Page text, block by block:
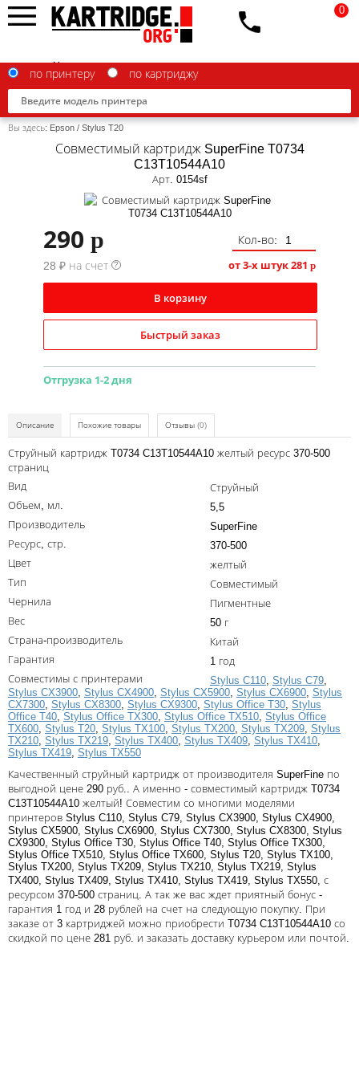
G&G
HP
Kodak
Kyocera
Lexmark
Panasonic
Xerox
Для франкировальной машины
Ленточные картриджи
Тонер и девелопер
по принтеру по картриджу
0
Вы здесь: Epson / Stylus T20
Совместимый картридж SuperFine T0734
C13T10544A10
Арт. 0154sf
290 p
Кол-во:
28 ₽ на счет
? от 3-х штук281 p
В корзину
Быстрый заказ
Отгрузка 1-2 дня
Описание Похожие товары Отзывы (0)
Струйный картридж T0734 C13T10544A10 желтый ресурс 370-500
страниц
Вид
Струйный
Объем, мл.
5,5
Производитель
SuperFine
Ресурс, стр.
370-500
Цвет
желтый
Тип
Совместимый
Чернила
Пигментные
Вес
50 г
Страна-производитель
Китай
Гарантия
1 год
Совместимы с принтерами
Stylus C110, Stylus C79,
Stylus CX3900, Stylus CX4900, Stylus CX5900, Stylus CX6900, Stylus
CX7300, Stylus CX8300, Stylus CX9300, Stylus Office T30, Stylus
Office T40, Stylus Office TX300, Stylus Office TX510, Stylus Office
TX600, Stylus T20, Stylus TX100, Stylus TX200, Stylus TX209, Stylus
TX210, Stylus TX219, Stylus TX400, Stylus TX409, Stylus TX410,
Stylus TX419, Stylus TX550
Качественный струйный картридж от производителя SuperFine по
выгодной цене 290 руб.. А именно - совместимый картридж T0734
C13T10544A10 желтый! Совместим со многими моделями
принтеров Stylus C110, Stylus C79, Stylus CX3900, Stylus CX4900,
Stylus CX5900, Stylus CX6900, Stylus CX7300, Stylus CX8300, Stylus
CX9300, Stylus Office T30, Stylus Office T40, Stylus Office TX300,
Stylus Office TX510, Stylus Office TX600, Stylus T20, Stylus TX100,
Stylus TX200, Stylus TX209, Stylus TX210, Stylus TX219, Stylus
TX400, Stylus TX409, Stylus TX410, Stylus TX419, Stylus TX550, с
ресурсом 370-500 страниц. А так же вас ждет приятный бонус -
гарантия 1 год и 28 рублей на счет на следующую покупку. При
заказе от 3 картриджей можно приобрести T0734 C13T10544A10 со
скидкой по цене 281 руб. и заказать доставку курьером или почтой.